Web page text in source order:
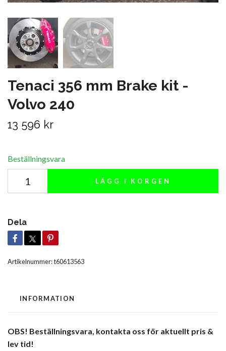
Tenaci 356 mm Brake kit -
Volvo 240
13 596 kr
Beställningsvara
LÄGG I KORGEN
Dela
Artikelnummer:t60613563
INFORMATION
OBS! Beställningsvara, kontakta oss för aktuellt pris &
lev tid!